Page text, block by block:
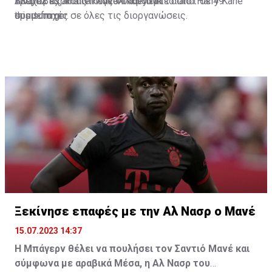
συμμετοχές σε όλες τις διοργανώσεις.
this summer.
sport-fm.gr
Ξεκίνησε επαφές με την Αλ Νασρ ο Μανέ
15.07.2023 14:37
Η Μπάγερν θέλει να πουλήσει τον Σαντιό Μανέ και
σύμφωνα με αραβικά Μέσα, η Αλ Νασρ του